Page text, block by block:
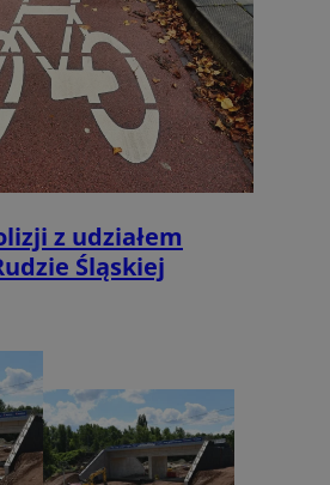
z udziałem
Śląskiej